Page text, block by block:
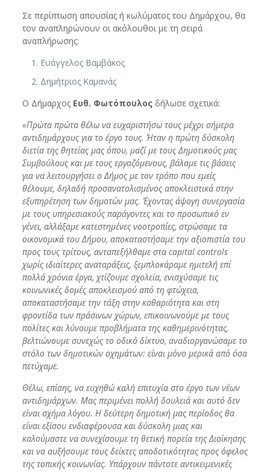
Σε περίπτωση απουσίας ή κωλύματος του Δημάρχου, θα
τον αναπληρώνουν οι ακόλουθοι με τη σειρά
αναπλήρωσης:
Ευάγγελος Βαμβάκος
Δημήτριος Καμανάς
Ο Δήμαρχος Ευθ. Φωτόπουλοςδήλωσε σχετικά:
«Πρώτα πρώτα θέλω να ευχαριστήσω τους μέχρι σήμερα
αντιδημάρχους για το έργο τους. Ήταν η πρώτη δύσκολη
διετία της θητείας μας όπου, μαζί με τους Δημοτικούς μας
Συμβούλους και με τους εργαζόμενους, βάλαμε τις βάσεις
για να λειτουργήσει ο Δήμος με τον τρόπο που εμείς
θέλουμε, δηλαδή προσανατολισμένος αποκλειστικά στην
εξυπηρέτηση των δημοτών μας. Έχοντας άψογη συνεργασία
με τους υπηρεσιακούς παράγοντες και το προσωπικό εν
γένει, αλλάξαμε κατεστημένες νοοτροπίες, στρώσαμε τα
οικονομικά του Δήμου, αποκαταστήσαμε την αξιοπιστία του
προς τους τρίτους, ανταπεξήλθαμε στα capital controls
χωρίς ιδιαίτερες αναταράξεις, ξεμπλοκάραμε ημιτελή επί
πολλά χρόνια έργα, χτίζουμε σχολεία, ενισχύσαμε τις
κοινωνικές δομές αποκλεισμού από τη φτώχεια,
αποκαταστήσαμε την τάξη στην καθαριότητα και στη
φροντίδα των πράσινων χώρων, επικοινωνούμε με τους
πολίτες και λύνουμε προβλήματα της καθημερινότητας,
βελτιώνουμε συνεχώς το οδικό δίκτυο, αναδιοργανώσαμε το
στόλο των δημοτικών οχημάτων: είναι μόνο μερικά από όσα
πετύχαμε.
Θέλω, επίσης, να ευχηθώ καλή επιτυχία στο έργο των νέων
αντιδημάρχων. Μας περιμένει πολλή δουλειά και αυτό δεν
είναι σχήμα λόγου. Η δεύτερη δημοτική μας περίοδος θα
είναι εξίσου ενδιαφέρουσα και δύσκολη μιας και
καλούμαστε να συνεχίσουμε τη θετική πορεία της Διοίκησης
και να αυξήσουμε τους δείκτες αποδοτικότητας προς όφελος
της τοπικής κοινωνίας. Υπάρχουν πάντοτε αντικειμενικές